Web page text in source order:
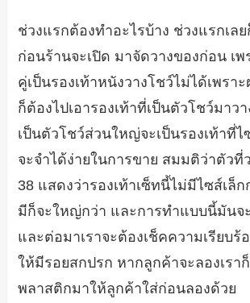
ช่วงแรกต้องทำอะไรบ้าง ช่วงแรกเล
ก่อนร้านจะเปิด มาจัดวางของก่อน เพ
คู่เป็นรองเท้าหนังวางโชว์ไม่ได้เพราะ
ก็ต้องไปเอารองเท้าที่เป็นตัวโชว์มาว
เป็นตัวโชว์ส่วนใหญ่จะเป็นรองเท้าที่ไ
จะจำได้ง่ายในการขาย สมมติว่าตัวที่
38 แสดงว่ารองเท้าเซ็ทนี้ไม่มีไซส์เล็ก
มีก็จะใหญ่กว่า และการทำแบบนี้มันจ
และต่อมาเราจะต้องเช็คความเรียบร้
ให้มีรอยสกปรก หากลูกค้าจะลองเรา
พลาสติกมาให้ลูกค้าใส่ก่อนลองด้วย